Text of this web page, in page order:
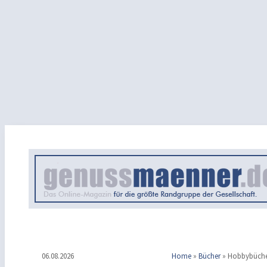
06.08.2026 Home » Bücher »